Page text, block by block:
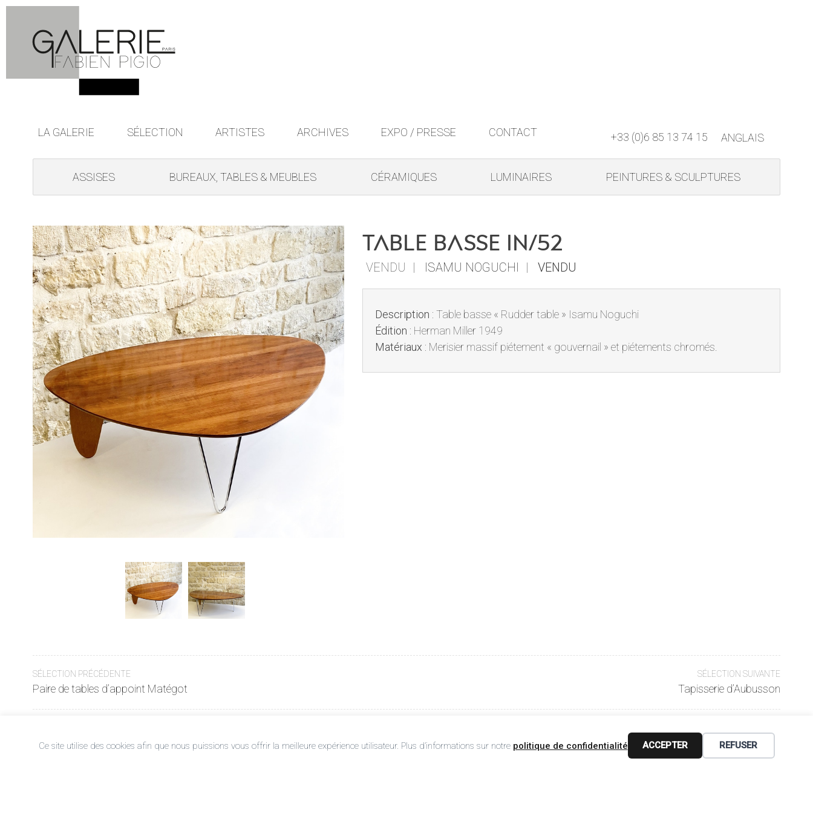
LA GALERIE SÉLECTION ARTISTES ARCHIVES EXPO / PRESSE CONTACT +33 (0)6 85 13 74 15 ANGLAIS
ASSISES BUREAUX, TABLES & MEUBLES CÉRAMIQUES LUMINAIRES PEINTURES & SCULPTURES
Table basse IN/52
VENDU ISAMU NOGUCHI VENDU
Description : Table basse « Rudder table » Isamu Noguchi
Édition : Herman Miller 1949
Matériaux : Merisier massif piétement « gouvernail » et piétements chromés.
Navigation
de
l’article
SÉLECTION PRÉCÉDENTE
Paire de tables d’appoint Matégot
SÉLECTION SUIVANTE
Tapisserie d’Aubusson
Ce site utilise des cookies afin que nous puissions vous offrir la meilleure expérience utilisateur. Plus d’informations sur notre politique de confidentialité ACCEPTER REFUSER